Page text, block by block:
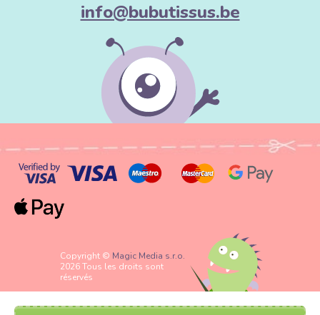
info@bubutissus.be
Copyright © Magic Media s.r.o.
2026 Tous les droits sont
réservés